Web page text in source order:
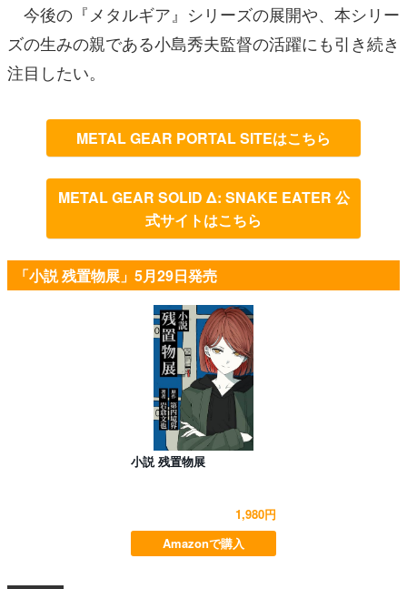
今後の『メタルギア』シリーズの展開や、本シリー
ズの生みの親である小島秀夫監督の活躍にも引き続き
注目したい。
METAL GEAR PORTAL SITEはこちら
METAL GEAR SOLID Δ: SNAKE EATER 公
式サイトはこちら
「小説 残置物展」5月29日発売
小説 残置物展
1,980円
Amazonで購入